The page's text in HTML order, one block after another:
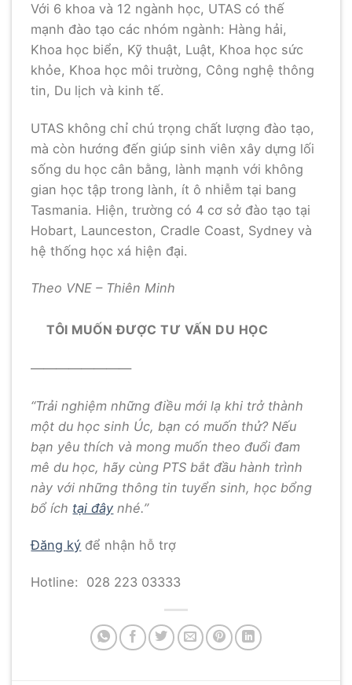
Với 6 khoa và 12 ngành học, UTAS có thế
mạnh đào tạo các nhóm ngành: Hàng hải,
Khoa học biển, Kỹ thuật, Luật, Khoa học sức
khỏe, Khoa học môi trường, Công nghệ thông
tin, Du lịch và kinh tế.
UTAS không chỉ chú trọng chất lượng đào tạo,
mà còn hướng đến giúp sinh viên xây dựng lối
sống du học cân bằng, lành mạnh với không
gian học tập trong lành, ít ô nhiễm tại bang
Tasmania. Hiện, trường có 4 cơ sở đào tạo tại
Hobart, Launceston, Cradle Coast, Sydney và
hệ thống học xá hiện đại.
Theo VNE – Thiên Minh
TÔI MUỐN ĐƯỢC TƯ VẤN DU HỌC
————————
“Trải nghiệm những điều mới lạ khi trở thành
một du học sinh Úc, bạn có muốn thử? Nếu
bạn yêu thích và mong muốn theo đuổi đam
mê du học, hãy cùng PTS bắt đầu hành trình
này với những thông tin tuyển sinh, học bổng
bổ ích tại đây nhé.”
Đăng ký để nhận hỗ trợ
Hotline: 028 223 03333